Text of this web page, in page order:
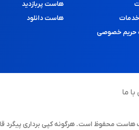
خدمات
حریم خصوصی
هاست پربازدید
هاست دانلود
ما
محفوظ است. هرگونه کپی برداری پیگرد